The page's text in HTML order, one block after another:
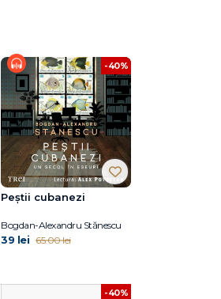
-40%
Peștii cubanezi
Bogdan-Alexandru Stănescu
39 lei 65.00 lei
-40%